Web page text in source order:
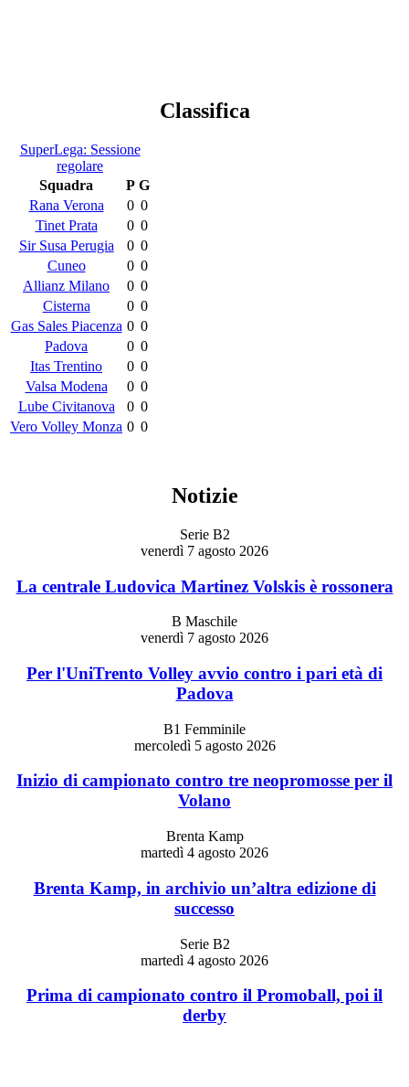
Classifica
SuperLega: Sessione
regolare
Squadra
P G
Rana Verona
0 0
Tinet Prata
0 0
Sir Susa Perugia
0 0
Cuneo
0 0
Allianz Milano
0 0
Cisterna
0 0
Gas Sales Piacenza 0 0
Padova
0 0
Itas Trentino
0 0
Valsa Modena
0 0
Lube Civitanova
0 0
Vero Volley Monza 0 0
Notizie
Serie B2
venerdì 7 agosto 2026
La centrale Ludovica Martinez Volskis è rossonera
B Maschile
venerdì 7 agosto 2026
Per l'UniTrento Volley avvio contro i pari età di
Padova
B1 Femminile
mercoledì 5 agosto 2026
Inizio di campionato contro tre neopromosse per il
Volano
Brenta Kamp
martedì 4 agosto 2026
Brenta Kamp, in archivio un’altra edizione di
successo
Serie B2
martedì 4 agosto 2026
Prima di campionato contro il Promoball, poi il
derby